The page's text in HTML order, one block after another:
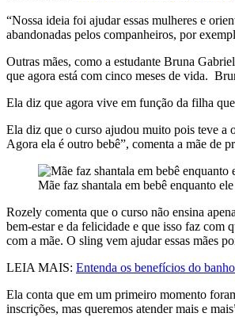
“Nossa ideia foi ajudar essas mulheres e
abandonadas pelos companheiros, por
Outras mães, como a estudante Bruna
que agora está com cinco meses de vida.
Ela diz que agora vive em função da filha que
Ela diz que o curso ajudou muito pois teve a
Agora ela é outro bebê”, comenta a mãe de
Mãe faz shantala em bebê enquanto
Rozely comenta que o curso não ensina
bem-estar e da felicidade e que isso faz com
com a mãe. O sling vem ajudar essas mães
LEIA MAIS: Entenda os benefícios do
Ela conta que em um primeiro momento
inscrições, mas queremos atender mais e